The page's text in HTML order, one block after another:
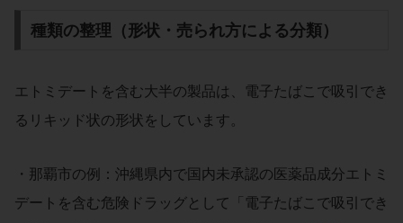
種類の整理（形状・売られ方による分類）
エトミデートを含む大半の製品は、電子たばこで吸引でき
るリキッド状の形状をしています。
・那覇市の例：沖縄県内で国内未承認の医薬品成分エトミ
デートを含む危険ドラッグとして「電子たばこで吸引でき